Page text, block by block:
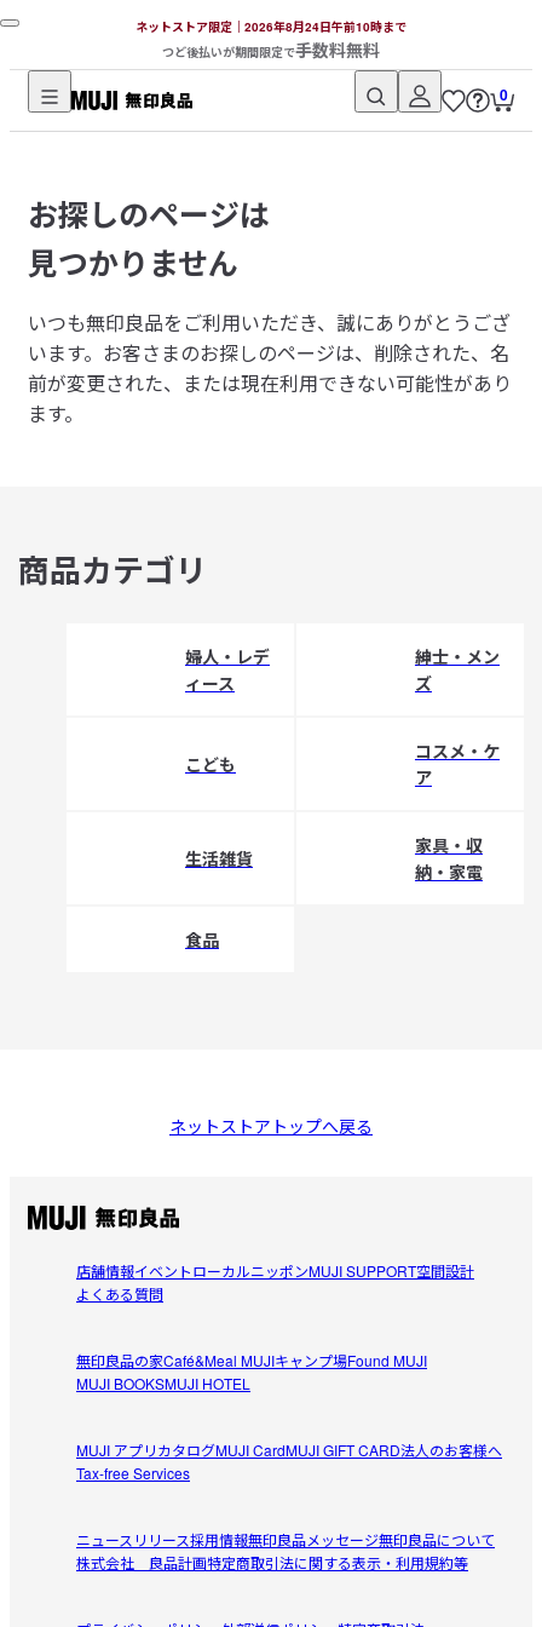
ネットストア限定｜2026年8月24日午前10時まで
つど後払いが期間限定で手数料無料
無
品
ネ
ッ
ト
ス
ト
ア
0
お探しのページは
見つかりません
いつも無印良品をご利用いただき、誠にありがとうござ
います。 お客さまのお探しのページは、削除された、名
前が変更された、または現在利用できない可能性があり
ます。
商品カテゴリ
婦人・レデ
ィース
紳士・メン
ズ
こども
コスメ・ケ
ア
生活雑貨
家具・収
納・家電
食品
ネットストアトップへ戻る
店舗情報イベントローカルニッポンMUJI SUPPORT空間設計
よくある質問
無印良品の家Café&Meal MUJIキャンプ場Found MUJI
MUJI BOOKSMUJI HOTEL
MUJI アプリカタログMUJI CardMUJI GIFT CARD法人のお客様へ
Tax-free Services
ニュースリリース採用情報無印良品メッセージ無印良品について
株式会社 良品計画特定商取引法に関する表示・利用規約等